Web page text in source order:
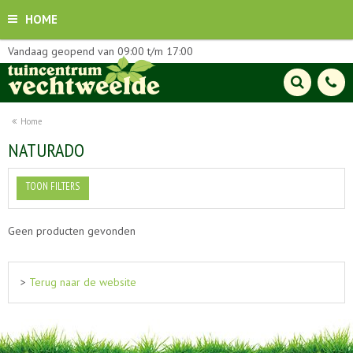
HOME
Home
Vandaag geopend van 09:00 t/m 17:00
NATURADO
TOON FILTERS
Geen producten gevonden
> Terug naar de website